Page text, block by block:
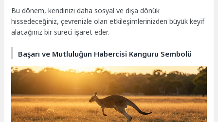
Bu dönem, kendinizi daha sosyal ve dışa dönük
hissedeceğiniz, çevrenizle olan etkileşimlerinizden büyük keyif
alacağınız bir süreci işaret eder.
Başarı ve Mutluluğun Habercisi Kanguru Sembolü